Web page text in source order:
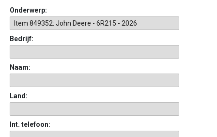
Onderwerp:
Bedrijf:
Naam:
Land:
Int. telefoon: